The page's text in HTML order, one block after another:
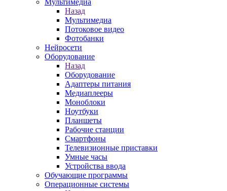
Мультимедиа
Назад
Мультимедиа
Потоковое видео
Фотобанки
Нейросети
Оборудование
Назад
Оборудование
Адаптеры питания
Медиаплееры
Моноблоки
Ноутбуки
Планшеты
Рабочие станции
Смартфоны
Телевизионные приставки
Умные часы
Устройства ввода
Обучающие программы
Операционные системы